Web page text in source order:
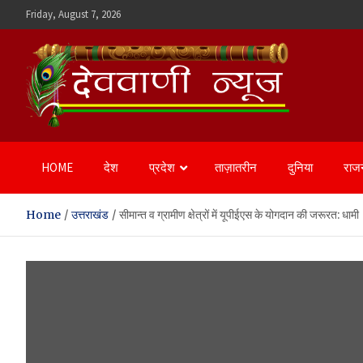
to
content
Friday, August 7, 2026
Devvani News Portal
HOME देश प्रदेश ताज़ातरीन दुनिया
Home उत्तराखंड सीमान्त व ग्रामीण क्षेत्रों में यूपीईएस के योगदान की जरूरत: धामी